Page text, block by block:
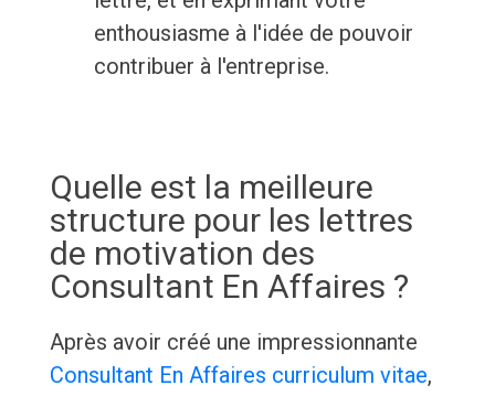
enthousiasme à l'idée de pouvoir
contribuer à l'entreprise.
Quelle est la meilleure
structure pour les lettres
de motivation des
Consultant En Affaires ?
Après avoir créé une impressionnante
Consultant En Affaires curriculum vitae,